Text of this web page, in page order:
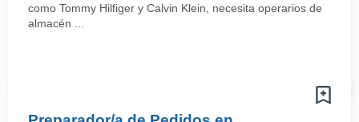
como Tommy Hilfiger y Calvin Klein, necesita operarios de
almacén ...